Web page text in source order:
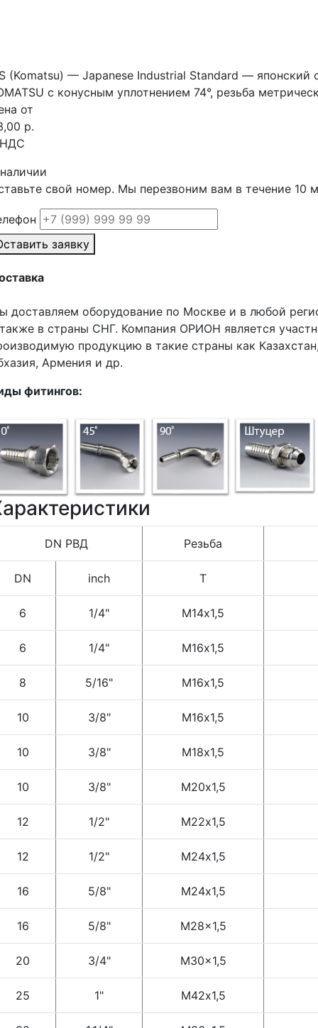
(Komatsu) — Japanese Industrial Standard — японский
с конусным уплотнением 74°, резьба
от
р.
свой номер. Мы перезвоним вам в течение 10
заявку
доставляем оборудование по Москве и в любой
в страны СНГ. Компания ОРИОН является
продукцию в такие страны как
Армения и др.
фитингов:
DN РВД Резьба
DN inch T
6 1/4" М14х1,5
6 1/4" М16х1,5
8 5/16" М16х1,5
10 3/8" М16х1,5
10 3/8" М18х1,5
10 3/8" М20х1,5
12 1/2" М22х1,5
12 1/2" М24х1,5
16 5/8" М24х1,5
16 5/8" M28x1,5
20 3/4" M30x1,5
25 1" М42х1,5